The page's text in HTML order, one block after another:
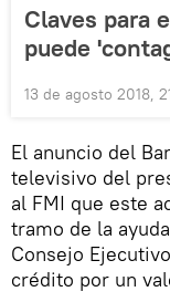
Claves para
puede
13 de agosto 2018,
El anuncio del
televisivo del
al FMI que este
tramo de la
Consejo
crédito por un